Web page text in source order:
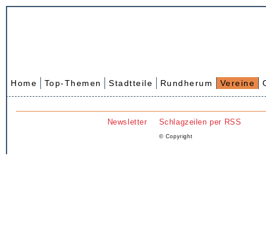
Home Top-Themen Stadtteile Rundherum Vereine
Newsletter Schlagzeilen per RSS
© Copyright